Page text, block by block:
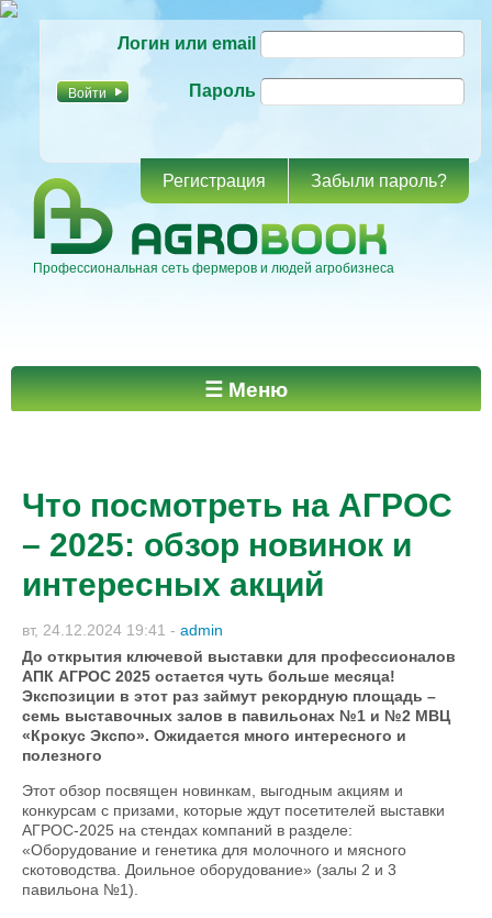
основному
Логин или email
Пароль
Регистрация Забыли пароль?
Профессиональная сеть фермеров и людей агробизнеса
Главное меню ☰ Меню
Что посмотреть на АГРОС
– 2025: обзор новинок и
интересных акций
вт, 24.12.2024 19:41 - admin
До открытия ключевой выставки для профессионалов
АПК АГРОС 2025 остается чуть больше месяца!
Экспозиции в этот раз займут рекордную площадь –
семь выставочных залов в павильонах №1 и №2 МВЦ
«Крокус Экспо». Ожидается много интересного и
полезного
Этот обзор посвящен новинкам, выгодным акциям и
конкурсам с призами, которые ждут посетителей выставки
АГРОС-2025 на стендах компаний в разделе:
«Оборудование и генетика для молочного и мясного
скотоводства. Доильное оборудование» (залы 2 и 3
павильона №1).